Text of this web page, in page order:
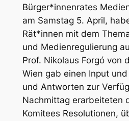
Bürger*innenrates
am Samstag 5. April,
Rät*innen mit dem
und Medienregulierung
Prof. Nikolaus Forgó von
Wien gab einen Input
und Antworten zur
Nachmittag erarbeiteten
Komitees Resolutionen,